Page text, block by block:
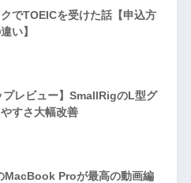
でTOEICを受けた話【申込方
い】
プレビュー】SmallRigのL型グ
すさ大幅改善
MacBook Proが最高の動画編